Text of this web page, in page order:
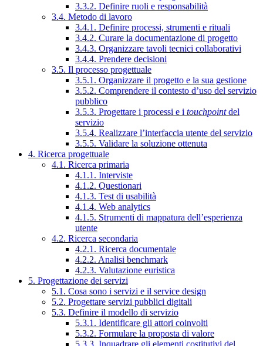
3.3.2. Definire ruoli e responsabilità
3.4. Metodo di lavoro
3.4.1. Definire processi, strumenti e rituali
3.4.2. Curare la documentazione di progetto
3.4.3. Organizzare tavoli tecnici collaborativi
3.4.4. Prendere decisioni
3.5. Il processo progettuale
3.5.1. Organizzare il progetto e la sua gestione
3.5.2. Comprendere il contesto d’uso del servizio
pubblico
3.5.3. Progettare i processi e i touchpointdel
servizio
3.5.4. Realizzare l’interfaccia utente del servizio
3.5.5. Validare la soluzione ottenuta
4. Ricerca progettuale
4.1. Ricerca primaria
4.1.1. Interviste
4.1.2. Questionari
4.1.3. Test di usabilità
4.1.4. Web analytics
4.1.5. Strumenti di mappatura dell’esperienza
utente
4.2. Ricerca secondaria
4.2.1. Ricerca documentale
4.2.2. Analisi benchmark
4.2.3. Valutazione euristica
5. Progettazione dei servizi
5.1. Cosa sono i servizi e il service design
5.2. Progettare servizi pubblici digitali
5.3. Definire il modello di servizio
5.3.1. Identificare gli attori coinvolti
5.3.2. Formulare la proposta di valore
5.3.3. Inquadrare gli elementi costitutivi del